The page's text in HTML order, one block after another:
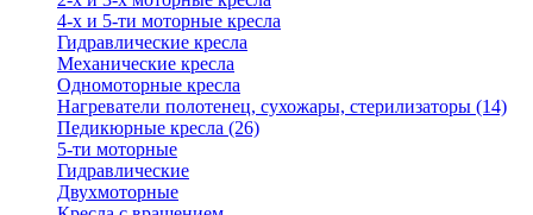
4-х и 5-ти моторные кресла
Гидравлические кресла
Механические кресла
Одномоторные кресла
Нагреватели полотенец, сухожары, стерилизаторы (14)
Педикюрные кресла (26)
5-ти моторные
Гидравлические
Двухмоторные